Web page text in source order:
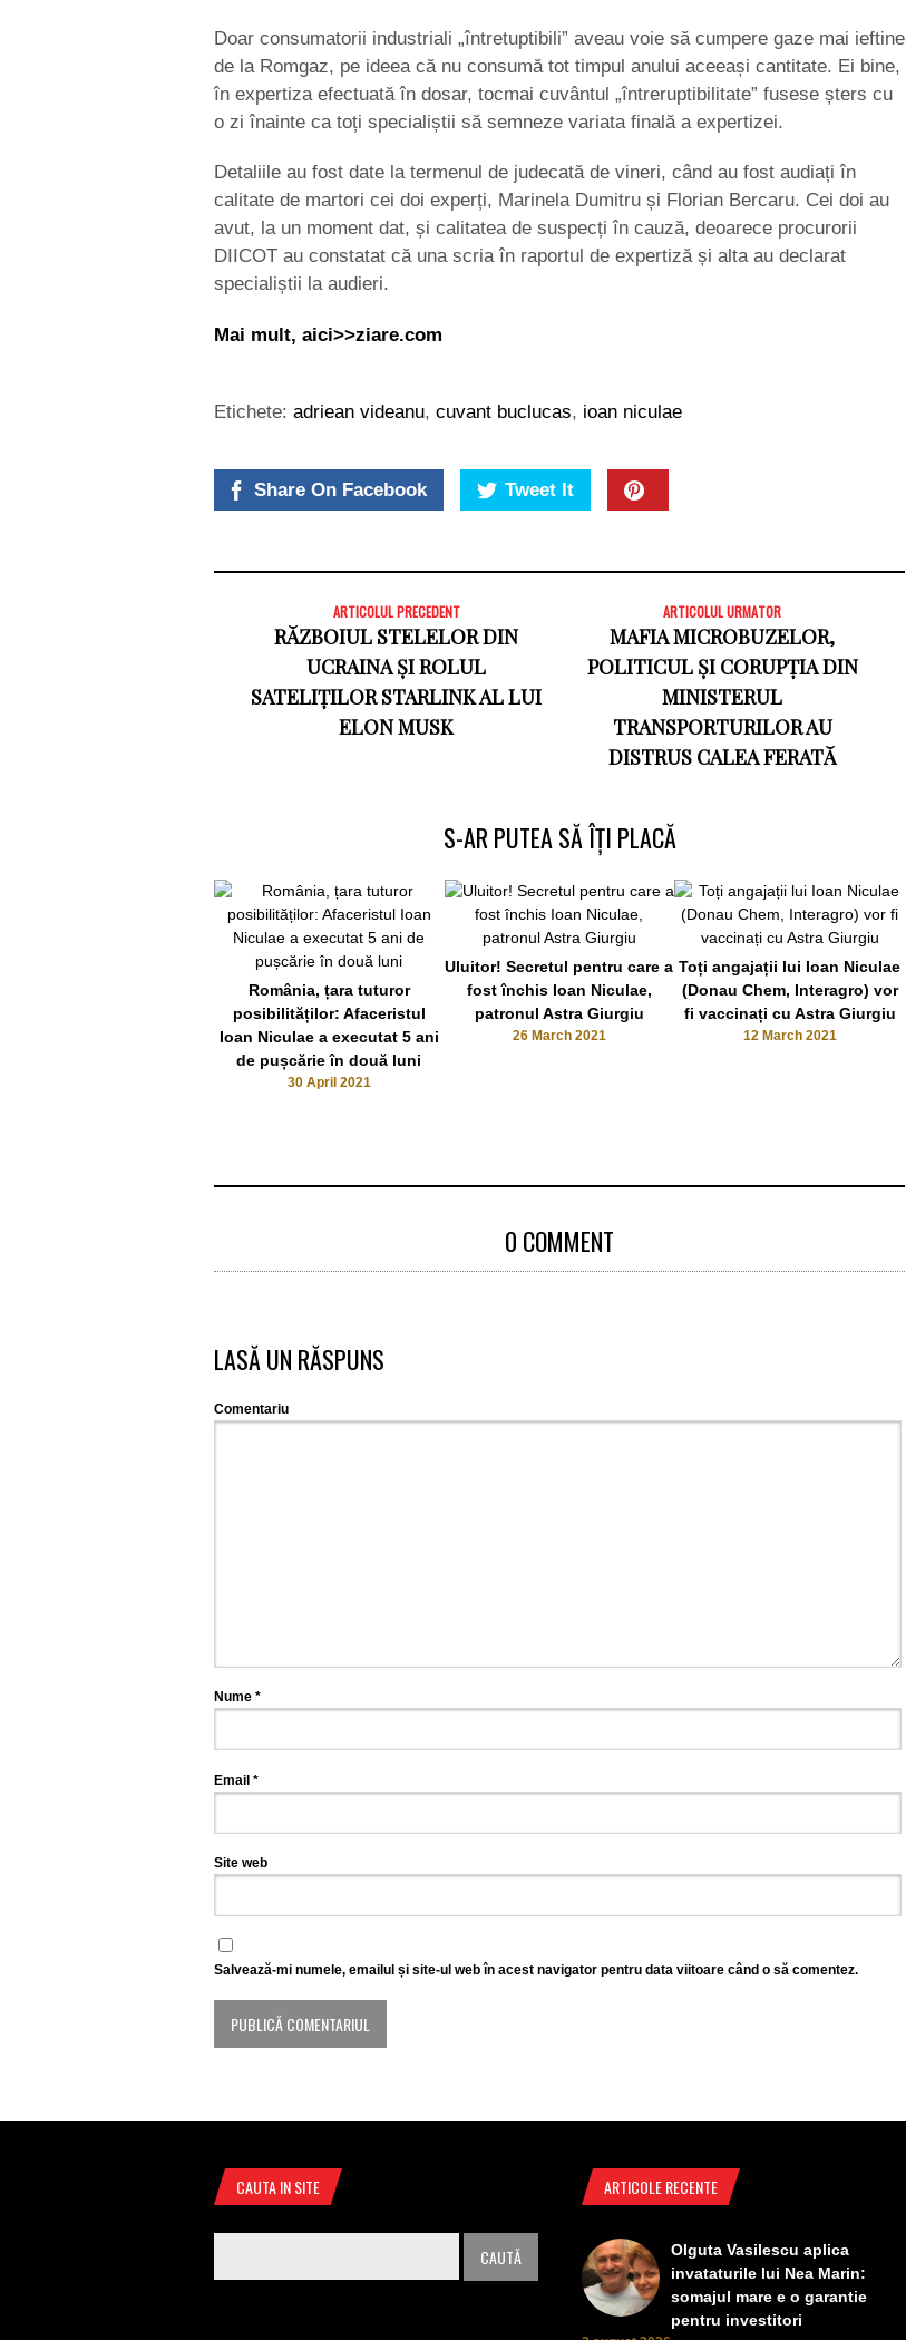
Doar consumatorii industriali „întretuptibili” aveau voie să cumpere gaze mai ieftine
de la Romgaz, pe ideea că nu consumă tot timpul anului aceeași cantitate. Ei bine,
în expertiza efectuată în dosar, tocmai cuvântul „întreruptibilitate” fusese șters cu
o zi înainte ca toți specialiștii să semneze variata finală a expertizei.
Detaliile au fost date la termenul de judecată de vineri, când au fost audiați în
calitate de martori cei doi experți, Marinela Dumitru și Florian Bercaru. Cei doi au
avut, la un moment dat, și calitatea de suspecți în cauză, deoarece procurorii
DIICOT au constatat că una scria în raportul de expertiză și alta au declarat
specialiștii la audieri.
Mai mult, aici>>ziare.com
Etichete: adriean videanu, cuvant buclucas, ioan niculae
Share On Facebook Tweet It
ARTICOLUL PRECEDENT
RĂZBOIUL STELELOR DIN
UCRAINA ȘI ROLUL
SATELIȚILOR STARLINK AL LUI
ELON MUSK
ARTICOLUL URMATOR
MAFIA MICROBUZELOR,
POLITICUL ȘI CORUPȚIA DIN
MINISTERUL
TRANSPORTURILOR AU
DISTRUS CALEA FERATĂ
S-AR PUTEA SĂ ÎȚI PLACĂ
România, țara tuturor
posibilităților: Afaceristul
Ioan Niculae a executat 5 ani
de pușcărie în două luni
30 April 2021
Uluitor! Secretul pentru care a
fost închis Ioan Niculae,
patronul Astra Giurgiu
26 March 2021
Toți angajații lui Ioan Niculae
(Donau Chem, Interagro) vor
fi vaccinați cu Astra Giurgiu
12 March 2021
0 COMMENT
LASĂ UN RĂSPUNS
Comentariu
Nume *
Email *
Site web
Salvează-mi numele, emailul și site-ul web în acest navigator pentru data viitoare când o să comentez.
CAUTA IN SITE ARTICOLE RECENTE
Olguta Vasilescu aplica
invataturile lui Nea Marin:
somajul mare e o garantie
pentru investitori